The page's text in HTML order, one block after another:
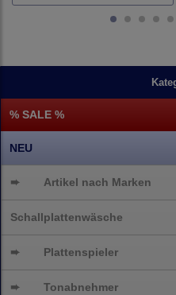
% SALE %
NEU
➨ Artikel nach Marken
Schallplattenwäsche
➨ Plattenspieler
➨ Tonabnehmer